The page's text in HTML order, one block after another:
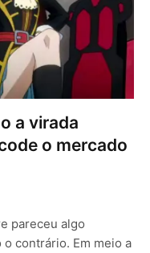
a virada
o mercado
pareceu algo
contrário. Em meio a